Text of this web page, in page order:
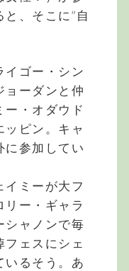
、そこに”自
イゴー・シン
ョーダンと仲
ー・オダウド
ッピン。キャ
に参加してい
イミーが大フ
リー・ギャラ
シャノンで毎
フェスにシェ
いるそう。あ